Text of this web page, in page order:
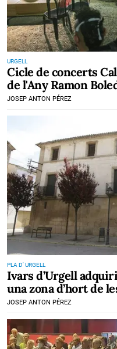
URGELL
Cicle de concerts
de l'Any Ramon
JOSEP ANTON PÉREZ
PLA D' URGELL
Ivars d’Urgell
una zona d’hort de
JOSEP ANTON PÉREZ